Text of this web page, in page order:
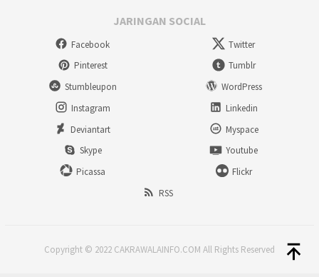
JARINGAN SOCIAL
Facebook
Twitter
Pinterest
Tumblr
Stumbleupon
WordPress
Instagram
Linkedin
Deviantart
Myspace
Skype
Youtube
Picassa
Flickr
RSS
Copyright © 2022 CAKRAWALAINFO.COM All Rights Reserved